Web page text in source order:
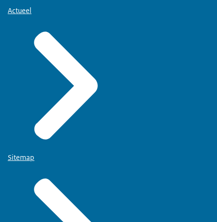
Actueel
Sitemap